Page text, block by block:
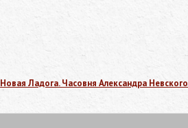
Новая Ладога. Часовня Александра Невского